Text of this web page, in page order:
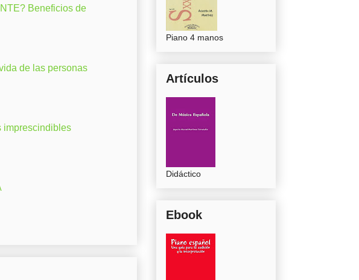
Beneficios de
de las personas
imprescindibles
Piano 4 manos
Artículos
Didáctico
Ebook